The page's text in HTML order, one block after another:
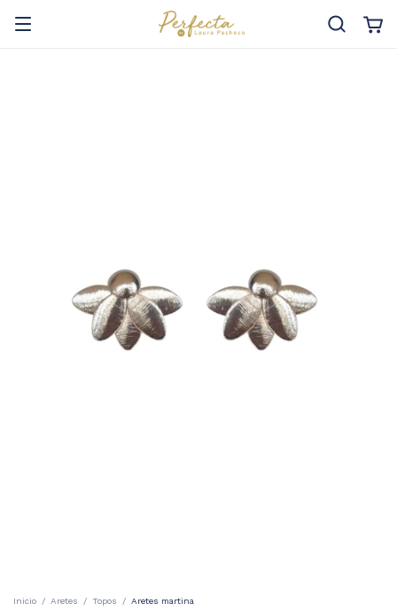
Inicio / Aretes / Topos / Aretes martina